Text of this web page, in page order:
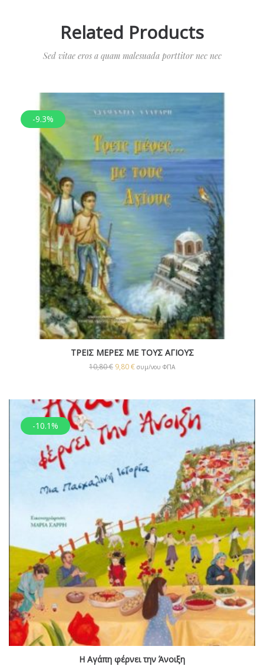
Related Products
Sed vitae eros a quam malesuada porttitor nec nec
-9.3%
ΤΡΕΙΣ ΜΕΡΕΣ ΜΕ ΤΟΥΣ ΑΓΙΟΥΣ
10,80€ 9,80€ συμ/νου ΦΠΑ
-10.1%
Η Αγάπη φέρνει την Άνοιξη